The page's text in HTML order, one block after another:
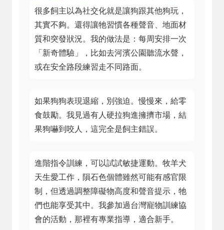
很多飼主以為社交化就是讓狗跟其他狗玩，
其實不夠。還得讓牠習慣各種聲音、地面材
質和突發狀況。我的做法是：每周安排一次
「新奇體驗」，比如去河濱公園聽流水聲，
或在安全路段練習走不同路面。
如果狗狗表現退縮，別強迫。慢慢來，給零
食鼓勵。我見過有人硬拉狗進擁擠市場，結
果狗嚇到咬人，這完全是飼主錯誤。
進階指令訓練，可以試試敏捷運動。牧羊犬
天生愛工作，隕石色個體雖然可能有感官限
制，但透過調整障礙物高度和聲音提示，牠
們也能享受其中。我參加過台灣寵物訓練協
會的活動，那裡有專業指導，適合新手。